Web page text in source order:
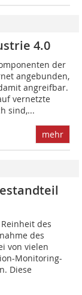
4.0
der
angebunden,
angreifbar.
vernetzte
sind,...
mehr
des
des
von vielen
Monitoring-
Diese